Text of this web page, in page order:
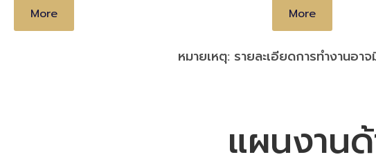
More More
หมายเหตุ: รายละเอียดการทำงานอ
แผนงาน